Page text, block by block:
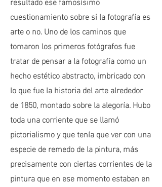
cuestionamiento sobre si la fotografía es
arte o no. Uno de los caminos que
tomaron los primeros fotógrafos fue
tratar de pensar a la fotografía como un
hecho estético abstracto, imbricado con
lo que fue la historia del arte alrededor
de 1850, montado sobre la alegoría. Hubo
toda una corriente que se llamó
pictorialismo y que tenía que ver con una
especie de remedo de la pintura, más
precisamente con ciertas corrientes de la
pintura que en ese momento estaban en